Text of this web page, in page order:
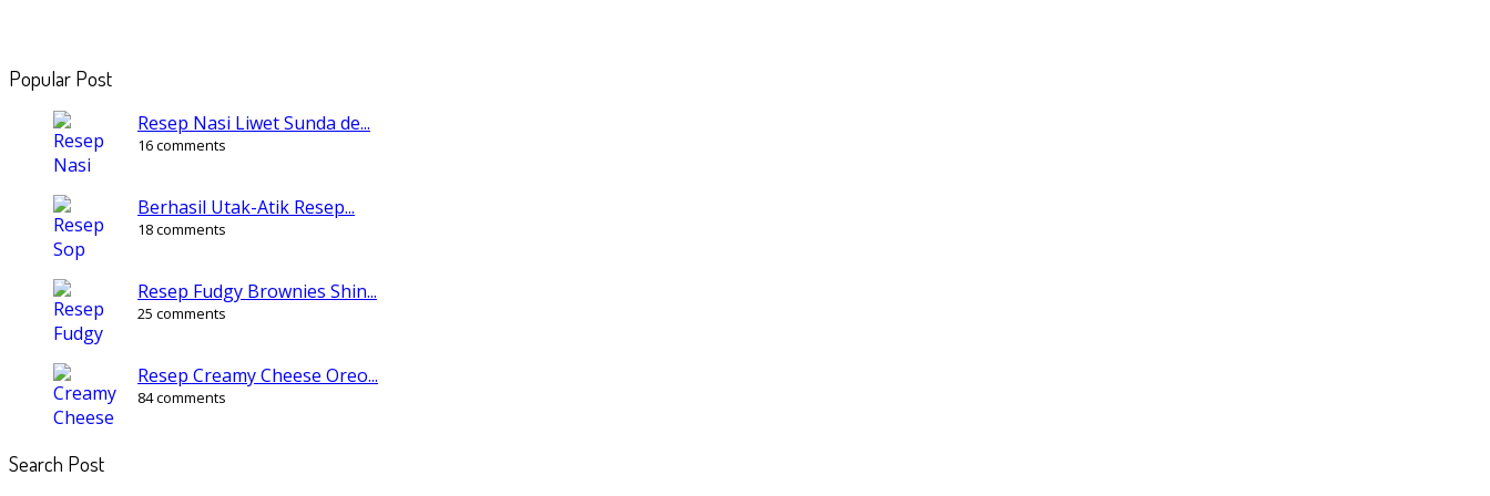
Popular Post
Resep Nasi Liwet Sunda de...
16 comments
Berhasil Utak-Atik Resep...
18 comments
Resep Fudgy Brownies Shin...
25 comments
Resep Creamy Cheese Oreo...
84 comments
Search Post